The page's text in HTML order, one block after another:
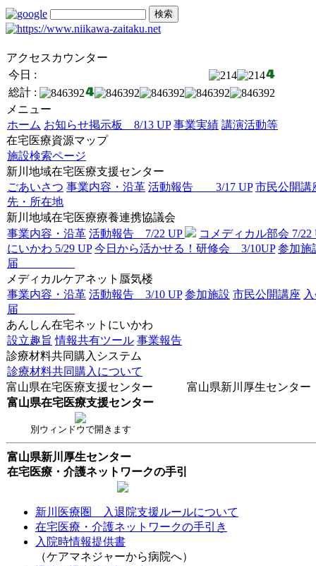
アクセスカウンター
今日 :
総計 :
メニュー
ホーム お知らせ掲示板 8/13 UP 事業実績 講演活動等
在宅医療資源マップ
施設検索ページ
新川地域在宅医療支援センター
ごあいさつ 事業内容・沿革 活動報告 3/17 UP 市民公開
先・所在地
新川地域在宅医療療養連携協議会
事業内容・沿革 活動報告 7/22 UP
コメディカル部会 7/22
にいかわ 5/29 UP 今日から活かせる！研修会 3/10UP 参加施
届
メディカルケアネット蜃気楼
事業内容・沿革 活動報告 3/10 UP 参加施設 市民公開講座
届
あんしん在宅ネットにいかわ
設立趣旨 情報共有ツール 事業報告
診療材料共同購入システム
診療材料共同購入について
富山県在宅医療支援センター 富山県新川厚生センター
富山県在宅医療支援センター
別ウィンドウで開きます
富山県新川厚生センター
在宅医療・介護ネットワークの手引
新川医療圏 入退院支援ルールについて
在宅医療・介護ネットワークの手引き
入院時情報提供書
（ケアマネジャーから病院へ）